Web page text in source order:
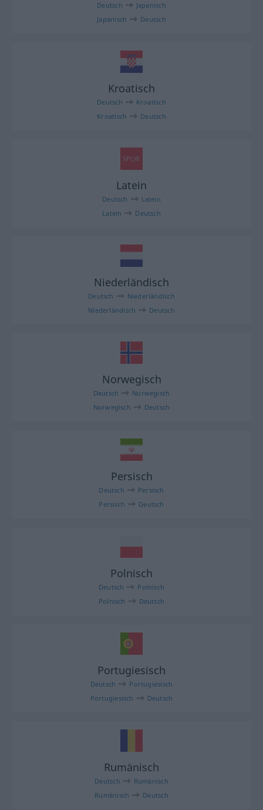
Deutsch
Japanisch
Japanisch
Deutsch
Kroatisch
Deutsch
Kroatisch
Kroatisch
Deutsch
Latein
Deutsch
Latein
Latein
Deutsch
Niederländisch
Deutsch
Niederländisch
Niederländisch
Deutsch
Norwegisch
Deutsch
Norwegisch
Norwegisch
Deutsch
Persisch
Deutsch
Persisch
Persisch
Deutsch
Polnisch
Deutsch
Polnisch
Polnisch
Deutsch
Portugiesisch
Deutsch
Portugiesisch
Portugiesisch
Deutsch
Rumänisch
Deutsch
Rumänisch
Rumänisch
Deutsch